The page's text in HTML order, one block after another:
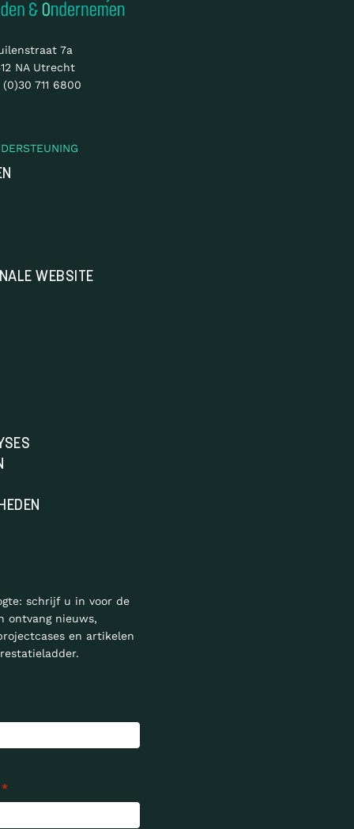
7a
NA Utrecht
(0)30 711 6800
WEBSITE
schrijf u in voor de
ontvang nieuws,
en artikelen
*